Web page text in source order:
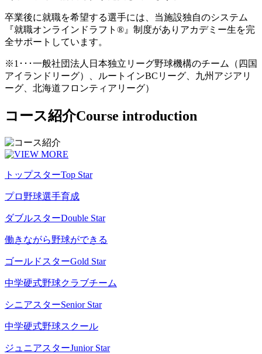
卒業後に就職を希望する選手には、当施設独自のシステム
『就職オンラインドラフト®』制度がありアカデミー生を完
全サポートしています。
※1･･･一般社団法人日本独立リーグ野球機構のチーム（四国
アイランドリーグ）、ルートインBCリーグ、九州アジアリ
ーグ、北海道フロンティアリーグ）
コース紹介Course introduction
トップスターTop Star
プロ野球選手育成
ダブルスターDouble Star
働きながら野球ができる
ゴールドスターGold Star
中学硬式野球クラブチーム
シニアスターSenior Star
中学硬式野球スクール
ジュニアスターJunior Star